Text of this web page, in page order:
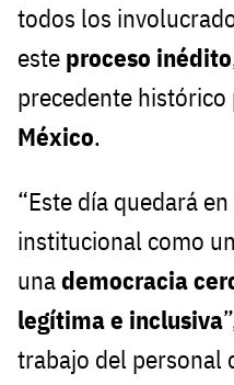
todos los
este proceso inédito
precedente histórico
México.
“Este día quedará
institucional como
unademocracia
legítima e inclusiva
trabajo del personal